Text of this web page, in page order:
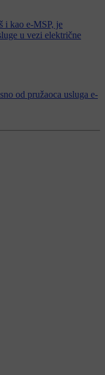
i kao e-MSP, je
u vezi električne
od pružaoca usluga e-